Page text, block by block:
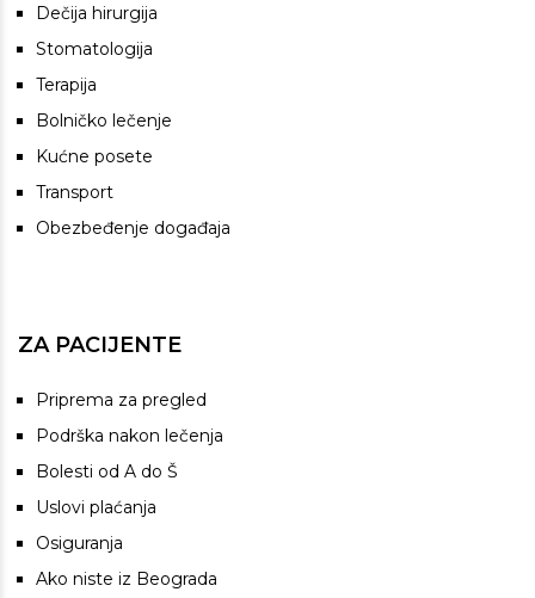
Dečija hirurgija
Stomatologija
Terapija
Bolničko lečenje
Kućne posete
Transport
Obezbeđenje događaja
ZA PACIJENTE
Priprema za pregled
Podrška nakon lečenja
Bolesti od A do Š
Uslovi plaćanja
Osiguranja
Ako niste iz Beograda